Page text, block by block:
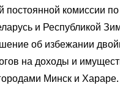
комиссии по
и Республикой
об избежании
на доходы и
Минск и Хараре.